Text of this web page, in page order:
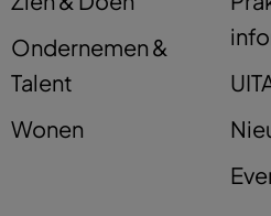
Ondernemen &
Talent
Wonen